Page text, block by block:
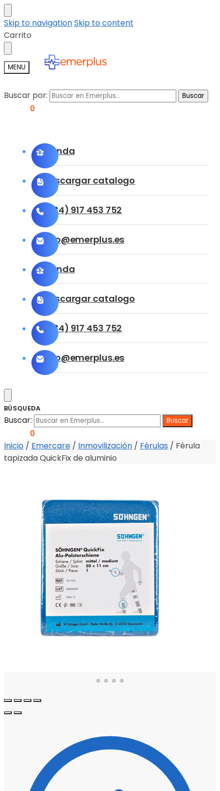
Skip to navigationSkip to content
Carrito
MENU
Buscar por: Buscar
0
Tienda
Descargar catalogo
(+34) 917 453 752
info@emerplus.es
Tienda
Descargar catalogo
(+34) 917 453 752
info@emerplus.es
BÚSQUEDA
Buscar:
0
Inicio / Emercare / Inmovilización / Férulas / Férula
tapizada QuickFix de aluminio